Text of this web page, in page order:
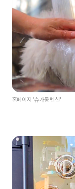
홈페이지 '슈가몽 펜션'